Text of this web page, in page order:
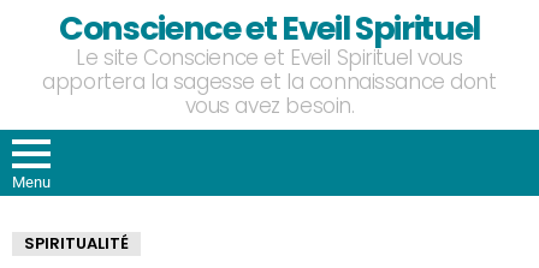
Conscience et Eveil Spirituel
Le site Conscience et Eveil Spirituel vous
apportera la sagesse et la connaissance dont
vous avez besoin.
Menu
SPIRITUALITÉ